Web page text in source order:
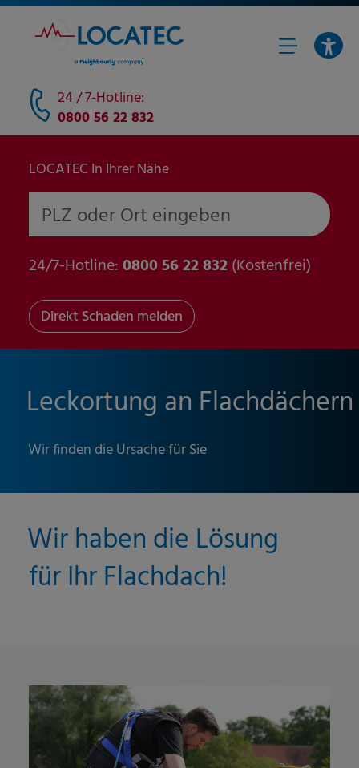
24 / 7-Hotline:
0800 56 22 832
Leckortung an Flachdächern
Wir finden die Ursache für Sie
LOCATEC In Ihrer Nähe
PLZ oder Ort eingeben
24/7-Hotline:0800 56 22 832(Kostenfrei)
Direkt Schaden melden
Wir haben die Lösung
für Ihr Flachdach!